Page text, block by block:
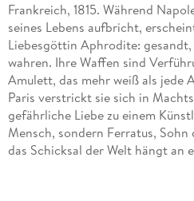
Frankreich, 1815. Während
seines Lebens aufbricht,
Liebesgöttin Aphrodite:
wahren. Ihre Waffen sind
Amulett, das mehr weiß als jede
Paris verstrickt sie sich in
gefährliche Liebe zu einem
Mensch, sondern Ferratus,
das Schicksal der Welt hängt an